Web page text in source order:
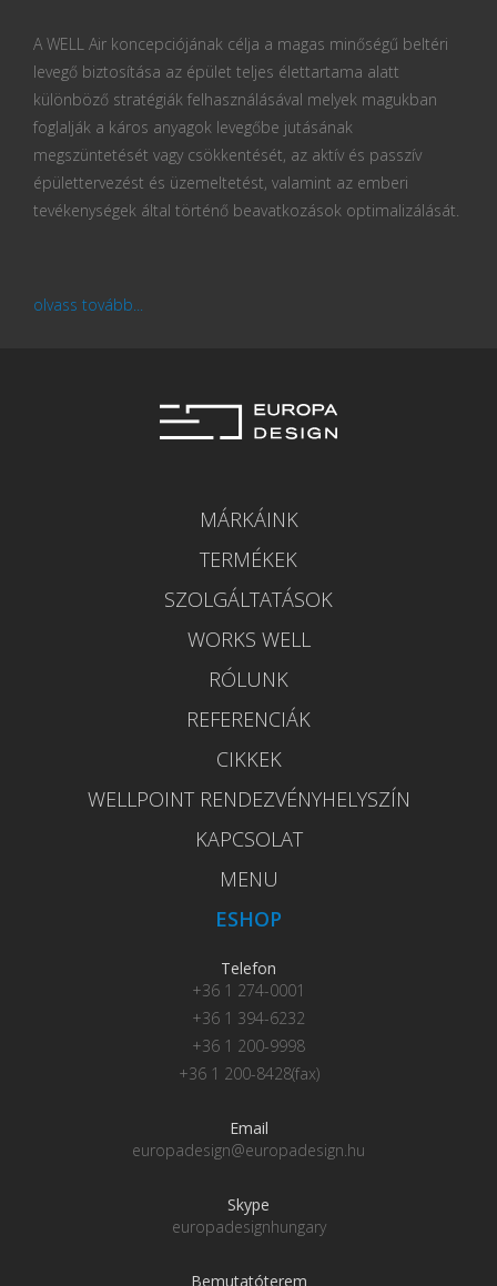
A WELL Air koncepciójának célja a magas minőségű beltéri
levegő biztosítása az épület teljes élettartama alatt
különböző stratégiák felhasználásával melyek magukban
foglalják a káros anyagok levegőbe jutásának
megszüntetését vagy csökkentését, az aktív és passzív
épülettervezést és üzemeltetést, valamint az emberi
tevékenységek által történő beavatkozások optimalizálását.
olvass tovább...
MÁRKÁINK
TERMÉKEK
SZOLGÁLTATÁSOK
WORKS WELL
RÓLUNK
REFERENCIÁK
CIKKEK
WELLPOINT RENDEZVÉNYHELYSZÍN
KAPCSOLAT
MENU
ESHOP
Telefon
+36 1 274-0001
+36 1 394-6232
+36 1 200-9998
+36 1 200-8428(fax)
Email
europadesign@europadesign.hu
Skype
europadesignhungary
Bemutatóterem